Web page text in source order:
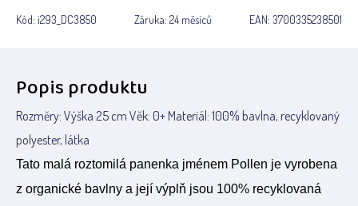
Kód: i293_DC3850 Záruka: 24 měsíců EAN: 3700335238501
Popis produktu
Rozměry: Výška 25 cm Věk: 0+ Materiál: 100% bavlna, recyklovaný
polyester, látka
Tato malá roztomilá panenka jménem Pollen je vyrobena
z organické bavlny a její výplň jsou 100% recyklovaná